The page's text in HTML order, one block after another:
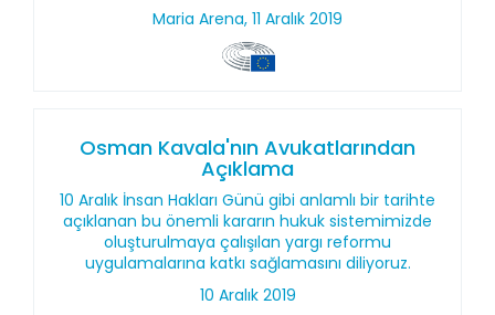
Maria Arena, 11 Aralık 2019
Osman Kavala'nın Avukatlarından
Açıklama
10 Aralık İnsan Hakları Günü gibi anlamlı bir tarihte
açıklanan bu önemli kararın hukuk sistemimizde
oluşturulmaya çalışılan yargı reformu
uygulamalarına katkı sağlamasını diliyoruz.
10 Aralık 2019